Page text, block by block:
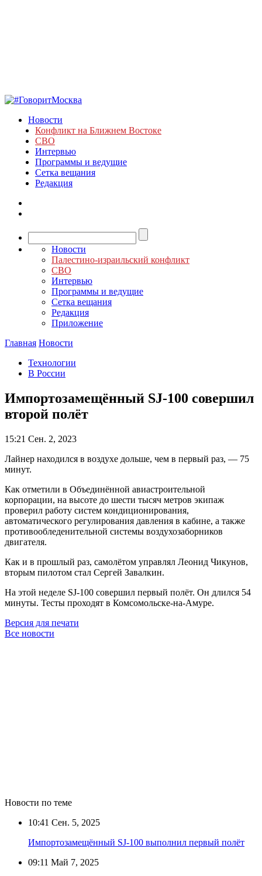
Новости
Конфликт на Ближнем Востоке
СВО
Интервью
Программы и ведущие
Сетка вещания
Редакция
Новости
Палестино-израильский конфликт
СВО
Интервью
Программы и ведущие
Сетка вещания
Редакция
Приложение
Главная Новости
Технологии
В России
Импортозамещённый SJ-100 совершил
второй полёт
15:21 Сен. 2, 2023
Лайнер находился в воздухе дольше, чем в первый раз, — 75
минут.
Как отметили в Объединённой авиастроительной
корпорации, на высоте до шести тысяч метров экипаж
проверил работу систем кондиционирования,
автоматического регулирования давления в кабине, а также
противообледенительной системы воздухозаборников
двигателя.
Как и в прошлый раз, самолётом управлял Леонид Чикунов,
вторым пилотом стал Сергей Завалкин.
На этой неделе SJ-100 совершил первый полёт. Он длился 54
минуты. Тесты проходят в Комсомольске-на-Амуре.
Версия для печати
Все новости
Новости по теме
10:41 Сен. 5, 2025
Импортозамещённый SJ-100 выполнил первый полёт
09:11 Май 7, 2025